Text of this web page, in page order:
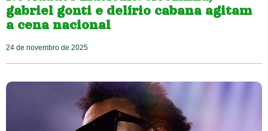
gabriel gonti e delírio cabana agitam
a cena nacional
24 de novembro de 2025